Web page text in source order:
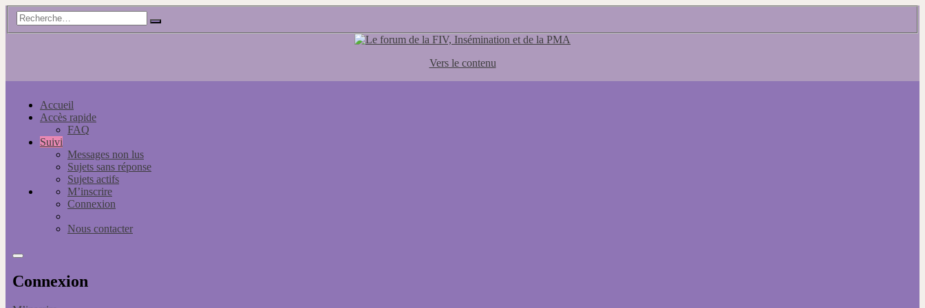
Vers le contenu
Accueil
Accès rapide
FAQ
Suivi
Messages non lus
Sujets sans réponse
Sujets actifs
M’inscrire
Connexion
Nous contacter
Connexion